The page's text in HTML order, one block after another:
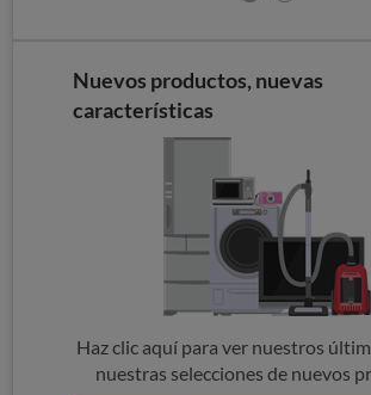
Nuevos productos, nuevas
características
Haz clic aquí para ver nuestros
nuestras selecciones de nuevos